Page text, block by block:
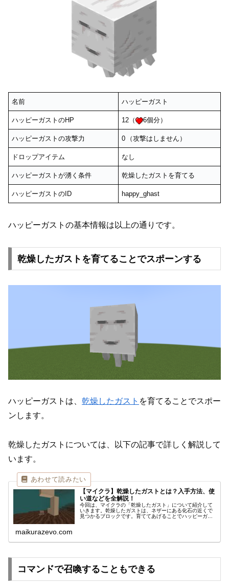
名前 ハッピーガスト
ハッピーガストのHP 12（ 6個分）
ハッピーガストの攻撃力 0 （攻撃はしません）
ドロップアイテム なし
ハッピーガストが湧く条件 乾燥したガストを育てる
ハッピーガストのID happy_ghast
ハッピーガストの基本情報は以上の通りです。
乾燥したガストを育てることでスポーンする
ハッピーガストは、 乾燥したガスト を育てることでスポー
ンします。
乾燥したガストについては、以下の記事で詳しく解説して
います。
【マイクラ】乾燥したガストとは？入手方法、使
い道などを全解説！
今回は、マイクラの「乾燥したガスト」について紹介して
いきます。乾燥したガストは、ネザーにある化石の近くで
見つかるブロックです。育ててあげることでハッピーガス
maikurazevo.com
コマンドで召喚することもできる